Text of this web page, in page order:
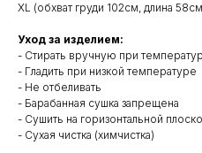
XL (обхват груди 102см, длина
Уход за изделием:
- Стирать вручную при
- Гладить при низкой температуре
- Не отбеливать
- Барабанная сушка запрещена
- Сушить на горизонтальной
- Сухая чистка (химчистка)